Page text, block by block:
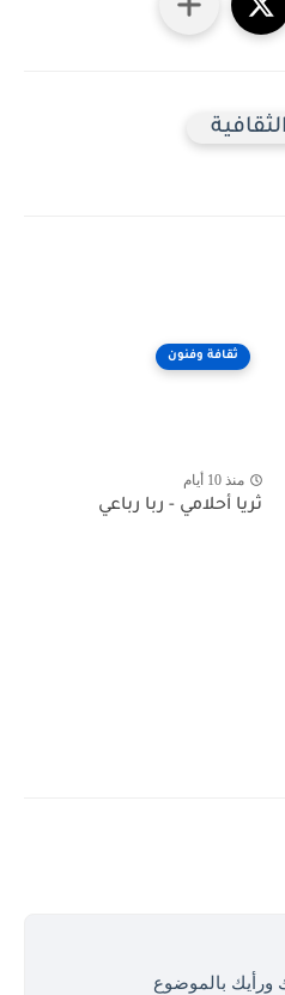
ثقافة وفنون
منذ 10 أيام
ثريا أحلامي - ربا رباعي
ورأيك بالموضوع